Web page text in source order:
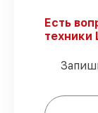
6 3-
Мы
Есть
техники